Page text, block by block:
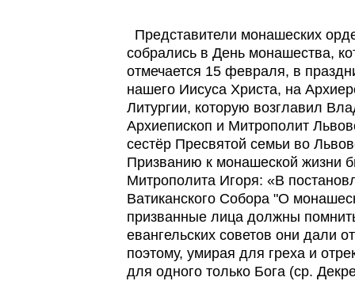
Представители монашеских
собрались в День монашества,
отмечается 15 февраля, в
нашего Иисуса Христа, на
Литургии, которую возглавил
Архиепископ и Митрополит
сестёр Пресвятой семьи во
Призванию к монашеской жизни
Митрополита Игоря: «В
Ватиканского Собора "О
призванные лица должны
евангельских советов они дали
поэтому, умирая для греха и
для одного только Бога (ср.